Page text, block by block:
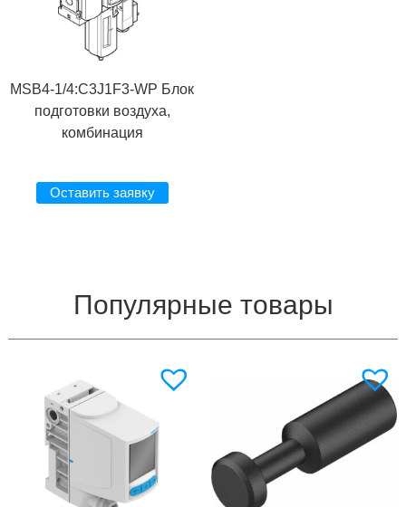
MSB4-1/4:C3J1F3-WP Блок
подготовки воздуха,
комбинация
Оставить заявку
Популярные товары